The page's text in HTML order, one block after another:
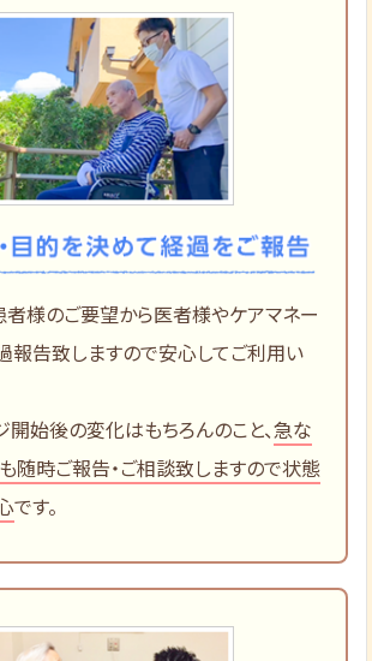
者様のご要望から医者様やケアマネー
報告致しますので安心してご利用い
開始後の変化はもちろんのこと、急な
随時ご報告・ご相談致しますので状態
です。